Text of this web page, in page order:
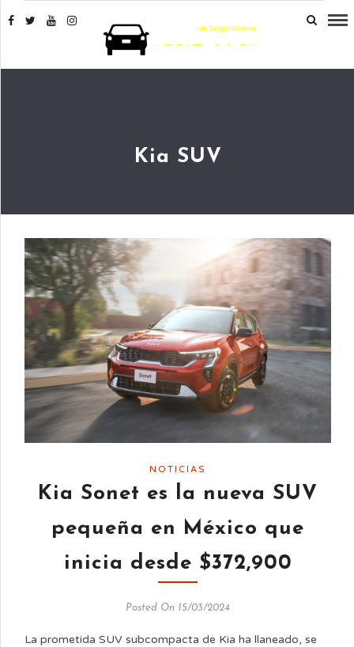
Kia SUV
NOTICIAS
Kia Sonet es la nueva SUV
pequeña en México que
inicia desde $372,900
Posted On 15/03/2024
La prometida SUV subcompacta de Kia ha llaneado, se